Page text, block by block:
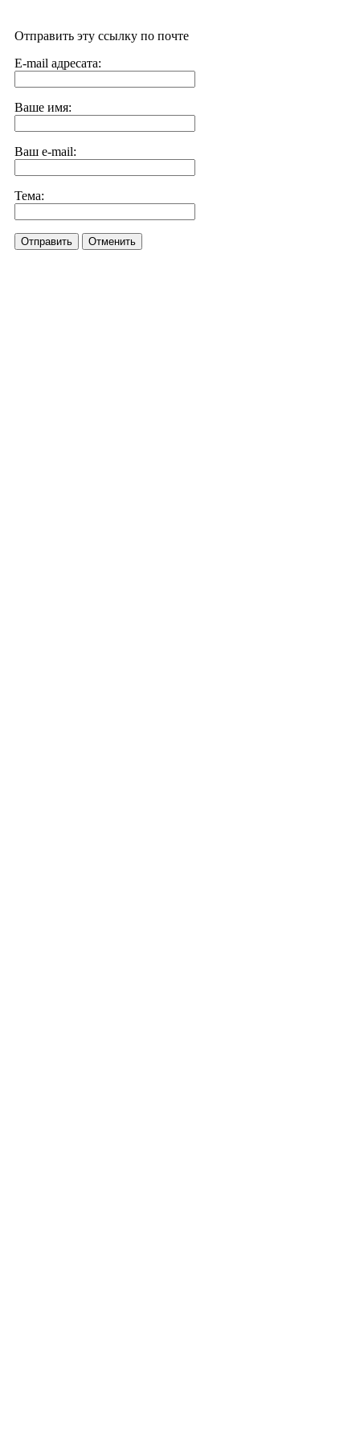
Отправить эту ссылку по почте
E-mail адресата:
Ваше имя:
Ваш e-mail:
Тема:
Отправить Отменить